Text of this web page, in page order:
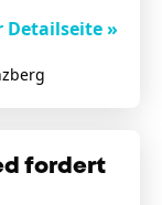
Detailseite »
fordert